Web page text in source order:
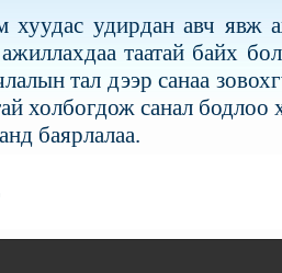
хуудас удирдан авч явж
таатай байх
тал дээр санаа
холбогдож санал бодлоо
баярлалаа.